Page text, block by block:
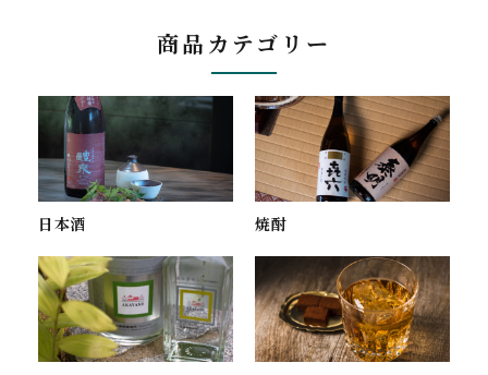
商品カテゴリー
日本酒 焼酎